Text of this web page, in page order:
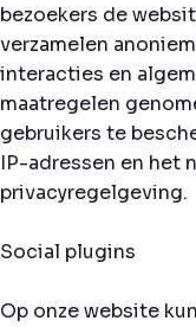
bezoekers de
verzamelen
interacties en
maatregelen
gebruikers te
IP-adressen en het
privacyregelgeving.
Social plugins
Op onze website